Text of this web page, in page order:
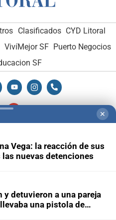
Clasificados CYD Litoral
VivíMejor SF Puerto Negocios
SF
Receptorías de avisos
-Elementos institucionales
Litoral
miembro de:
✕
Vega: la reacción de sus
nuevas detenciones
y detuvieron a una pareja
una pistola de